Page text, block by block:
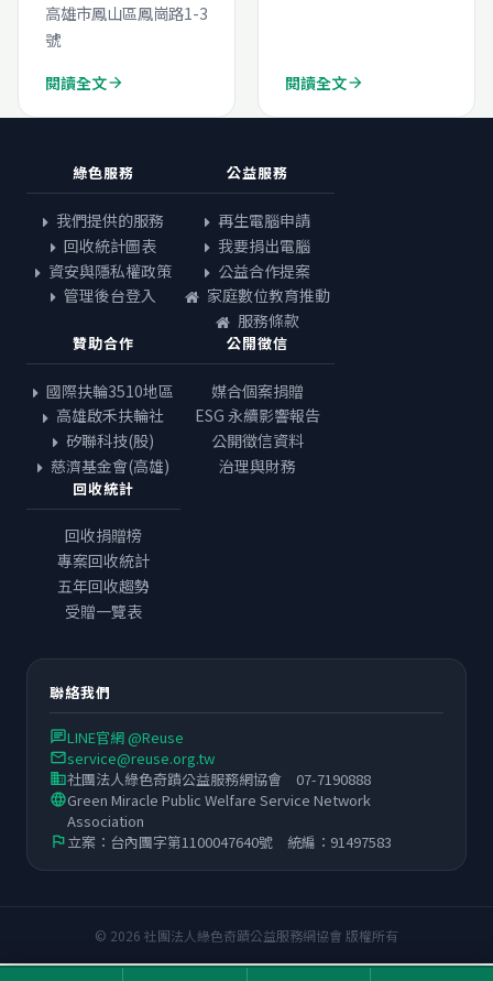
高雄市鳳山區鳳崗路1-3
號
閱讀全文arrow_forward 閱讀全文arrow_forward
綠色服務
我們提供的服務
回收統計圖表
資安與隱私權政策
管理後台登入
公益服務
再生電腦申請
我要捐出電腦
公益合作提案
家庭數位教育推動
服務條款
贊助合作
國際扶輪3510地區
高雄啟禾扶輪社
矽聯科技(股)
慈濟基金會(高雄)
公開徵信
媒合個案捐贈
ESG 永續影響報告
公開徵信資料
治理與財務
回收統計
回收捐贈榜
專案回收統計
五年回收趨勢
受贈一覽表
聯絡我們
chatLINE官網 @Reuse
emailservice@reuse.org.tw
business社團法人綠色奇蹟公益服務網協會 07-7190888
languageGreen Miracle Public Welfare Service Network
Association
flag立案：台內團字第1100047640號 統編：91497583
© 2026 社團法人綠色奇蹟公益服務網協會 版權所有